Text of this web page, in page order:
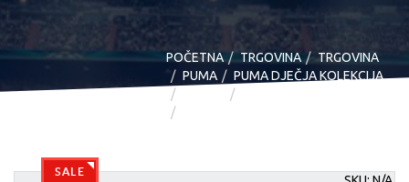
POČETNA TRGOVINA
TRGOVINA
PUMA
PUMA DJEČJA KOLEKCIJA
SALE